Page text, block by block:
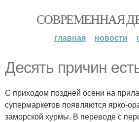
СОВРЕМЕННАЯ
главная новости
Десять причин
С приходом поздней осени на
супермаркетов появляются ярко-
заморской хурмы. В переводе с